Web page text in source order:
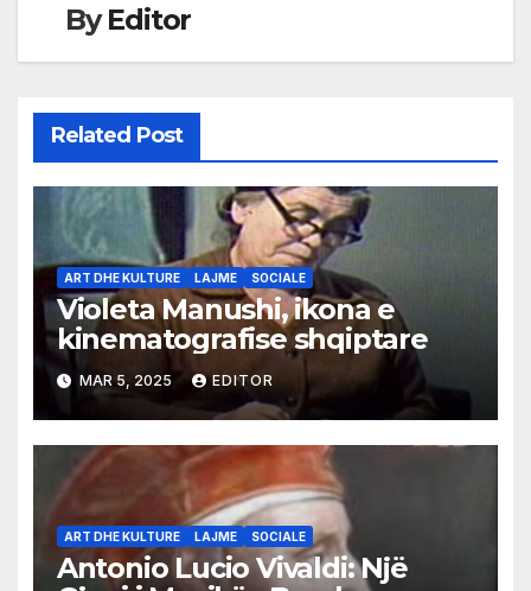
ByEditor
Related Post
ART DHE KULTURE LAJME SOCIALE
Violeta Manushi, ikona e
kinematografise shqiptare
MAR 5, 2025 EDITOR
ART DHE KULTURE LAJME SOCIALE
Antonio Lucio Vivaldi: Një